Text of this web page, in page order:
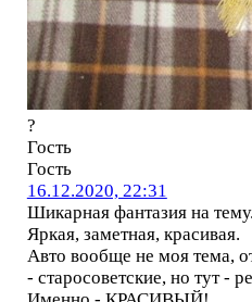
?
Гость
Гость
16.12.2020, 22:31
Шикарная фантазия на тему.
Яркая, заметная, красивая.
Авто вообще не моя тема,
- старосоветские, но тут -